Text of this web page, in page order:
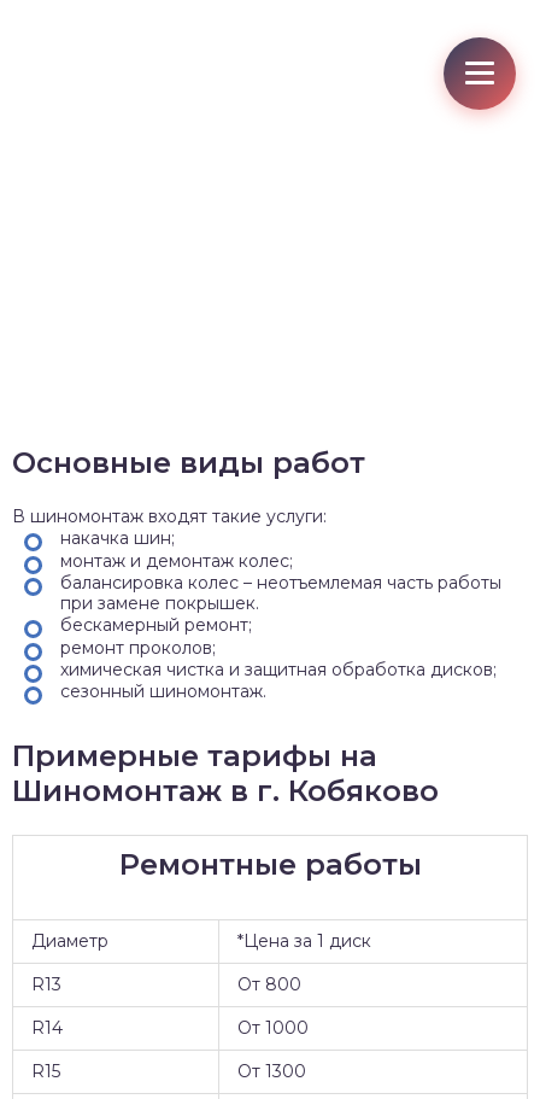
Основные виды работ
В шиномонтаж входят такие услуги:
накачка шин;
монтаж и демонтаж колес;
балансировка колес – неотъемлемая часть работы
при замене покрышек.
бескамерный ремонт;
ремонт проколов;
химическая чистка и защитная обработка дисков;
сезонный шиномонтаж.
Примерные тарифы на
Шиномонтаж в г. Кобяково
Ремонтные работы
Диаметр
*Цена за 1 диск
R13
От 800
R14
От 1000
R15
От 1300